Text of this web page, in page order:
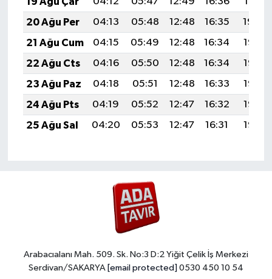
20 Ağu Per
04:13 05:48 12:48 16:35
19:39
21 Ağu Cum
04:15 05:49 12:48 16:34
19:38
22 Ağu Cts
04:16 05:50 12:48 16:34
19:36
23 Ağu Paz
04:18 05:51 12:48 16:33
19:35
24 Ağu Pts
04:19 05:52 12:47 16:32
19:33
25 Ağu Sal
04:20 05:53 12:47 16:31 19:32
Arabacıalanı Mah. 509. Sk. No:3 D:2 Yiğit Çelik İş Merkezi
Serdivan/SAKARYA [email protected] 0530 450 10 54